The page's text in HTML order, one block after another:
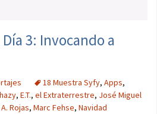
3: Invocando a
18 Muestra Syfy, Apps,
, E.T., el Extraterrestre, José Miguel
Rojas, Marc Fehse, Navidad